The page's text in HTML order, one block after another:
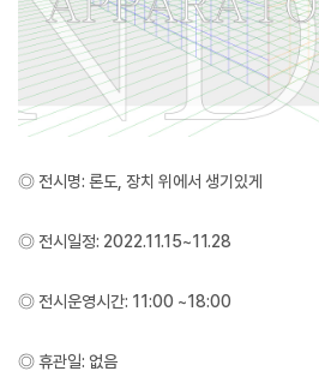
◎ 전시명: 론도, 장치 위에서 생기있게
◎ 전시일정: 2022.11.15~11.28
◎ 전시운영시간: 11:00 ~18:00
◎ 휴관일: 없음